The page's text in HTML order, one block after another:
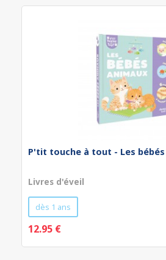
P'tit touche à tout - Les
Livres d'éveil
dès 1 ans
12.95 €